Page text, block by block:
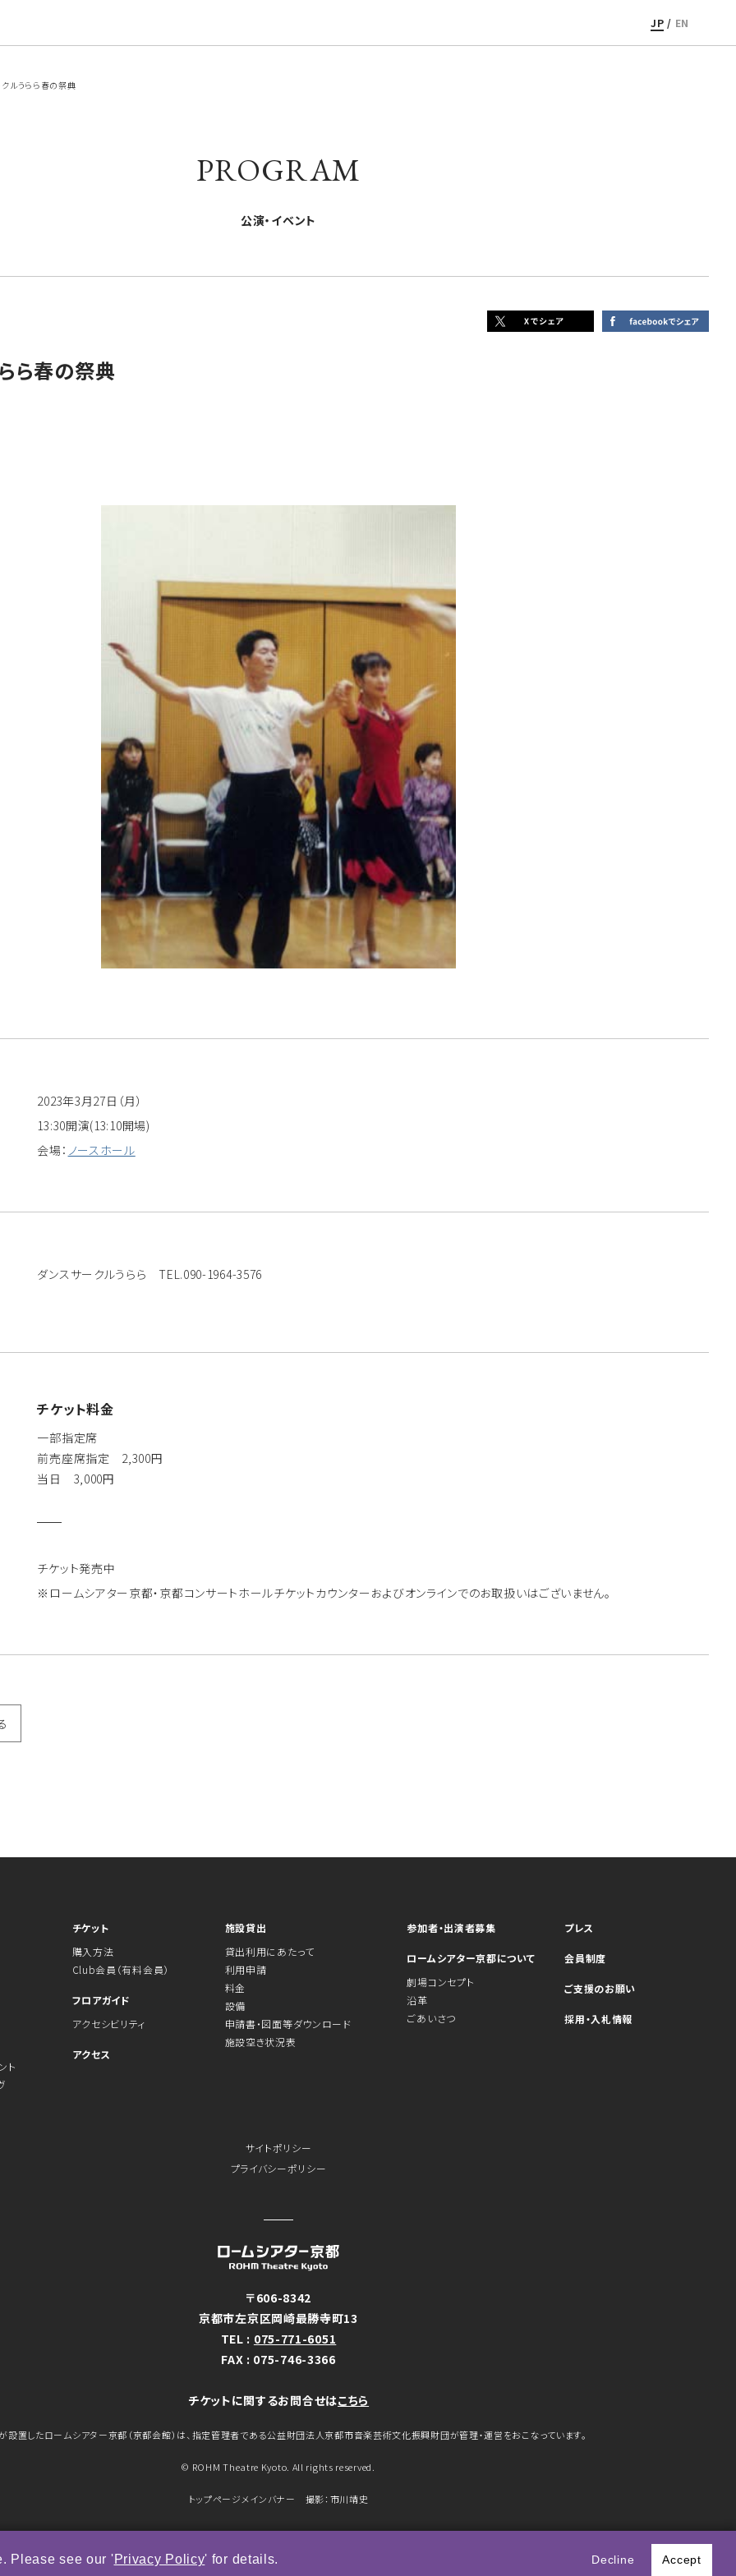
JP / EN
ルうらら春の祭典
PROGRAM
公演・イベント
ら春の祭典
2023年3月27日（月）
13:30開演(13:10開場)
会場： ノースホール
ダンスサークルうらら TEL.090-1964-3576
チケット料金
一部指定席
前売座席指定 2,300円
当日 3,000円
チケット発売中
※ロームシアター京都・京都コンサートホールチケットカウンターおよびオンラインでのお取扱いはございません。
ト
チケット
購入方法
Club会員（有料会員）
フロアガイド
アクセシビリティ
アクセス
施設貸出
貸出利用にあたって
利用申請
料金
設備
申請書・図面等ダウンロード
施設空き状況表
参加者・出演者募集
ロームシアター京都について
劇場コンセプト
沿革
ごあいさつ
プレス
会員制度
ご支援のお願い
採用・入札情報
サイトポリシー
プライバシーポリシー
〒606-8342
京都市左京区岡崎最勝寺町13
TEL : 075-771-6051
FAX : 075-746-3366
チケットに関するお問合せはこちら
設置したロームシアター京都（京都会館）は、指定管理者である公益財団法人京都市音楽芸術文化振興財団が管理・運営をおこなっています。
© ROHM Theatre Kyoto. All rights reserved.
トップページメインバナー 撮影：市川靖史
Please see our 'Privacy Policy' for details. Decline Accept